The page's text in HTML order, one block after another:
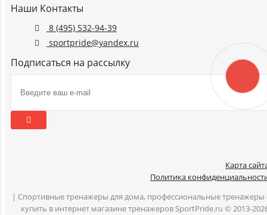
Наши Контакты
8 (495) 532-94-39
sportpride@yandex.ru
Подписаться на рассылку
Карта
Политика
| Спортивные тренажеры для дома, профессиональные тренажеры
купить в интернет магазине тренажеров SportPride.ru © 2013-